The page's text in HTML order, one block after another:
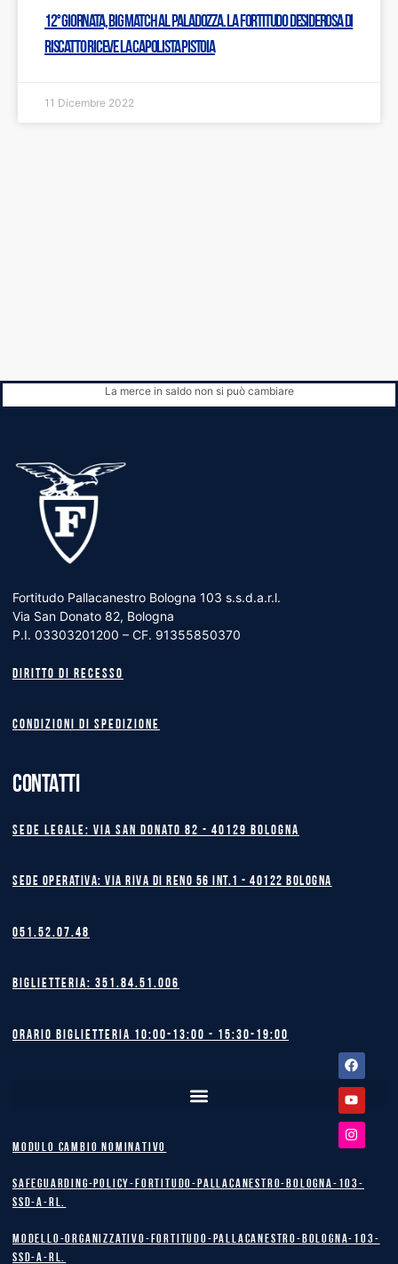
12° giornata, big match al PalaDozza. La Fortitudo desiderosa di
riscatto riceve la capolista Pistoia
11 Dicembre 2022
Facebook
Youtube
Instagram
La merce in saldo non si può cambiare
Fortitudo Pallacanestro Bologna 103 s.s.d.a.r.l.
Via San Donato 82, Bologna
P.I. 03303201200 – CF. 91355850370
Diritto di recesso
Condizioni di spedizione
CONTATTI
Sede legale: Via San Donato 82 - 40129 BOLOGNA
Sede operativa: Via Riva di Reno 56 int.1 - 40122 BOLOGNA
051.52.07.48
Biglietteria: 351.84.51.006
Orario biglietteria 10:00-13:00 - 15:30-19:00
MODULO CAMBIO NOMINATIVO
safeguarding-policy-Fortitudo-Pallacanestro-Bologna-103-
SSD-A-RL.
Modello-Organizzativo-Fortitudo-Pallacanestro-Bologna-103-
SSD-A-RL.